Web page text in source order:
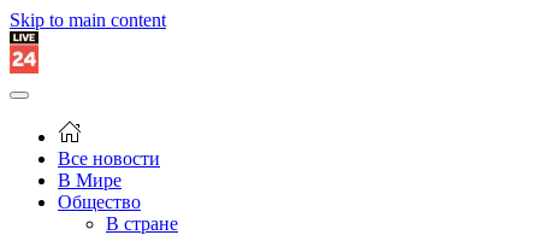
Skip to main content
Все новости
В Мире
Общество
В стране